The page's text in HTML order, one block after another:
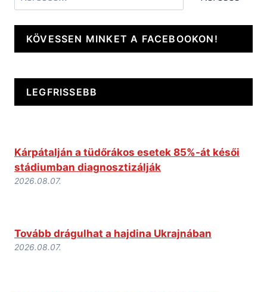
KÖVESSEN MINKET A FACEBOOKON!
LEGFRISSEBB
Kárpátalján a tüdőrákos esetek 85%-át késői
stádiumban diagnosztizálják
2026.08.07.
Tovább drágulhat a hajdina Ukrajnában
2026.08.07.